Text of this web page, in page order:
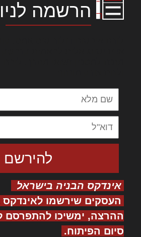
הרשמה
אינדקס הבניה בישראל
העסקים שירשמו
ההרצה, ימשיכו להתפרסם
סיום הפיתוח.